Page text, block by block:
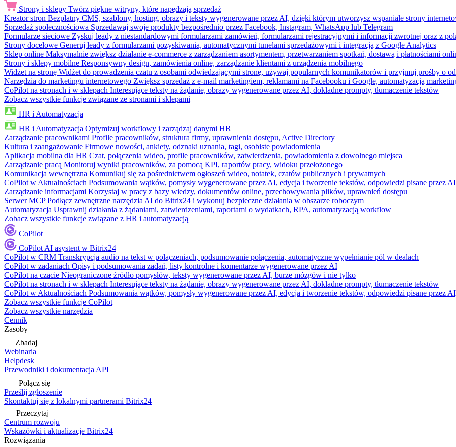
Strony i sklepy Twórz piękne witryny, które napędzają sprzedaż
Kreator stron Bezpłatny CMS, szablony, hosting, obrazy i teksty wygenerowane przez AI, dzięki którym utworzysz wspaniałe strony
Sprzedaż społecznościowa Sprzedawaj swoje produkty bezpośrednio przez Facebook, Instagram, WhatsApp lub Telegram
Formularze sieciowe Zyskuj leady z niestandardowymi formularzami zamówień, formularzami rejestracyjnymi i informacji zwrotnej oraz z
Strony docelowe Generuj leady z formularzami pozyskiwania, automatycznymi tunelami sprzedażowymi i integracją z Google Analytics
Sklep online Maksymalnie zwiększ działanie e-commerce z zarządzaniem asortymentem, przetwarzaniem spotkań, dostawą i płatnościami
Strony i sklepy mobilne Responsywny design, zamówienia online, zarządzanie klientami z urządzenia mobilnego
Widżet na stronę Widżet do prowadzenia czatu z osobami odwiedzającymi stronę, używaj popularnych komunikatorów i przyjmuj prośby o
Narzędzia do marketingu internetowego Zwiększ sprzedaż z e-mail marketingiem, reklamami na Facebooku i Google, automatyzacją
CoPilot na stronach i w sklepach Interesujące teksty na żądanie, obrazy wygenerowane przez AI, dokładne prompty, tłumaczenie tekstów
Zobacz wszystkie funkcje związane ze stronami i sklepami
HR i Automatyzacja
HR i Automatyzacja Optymizuj workflowy i zarządzaj danymi HR
Zarządzanie pracownikami Profile pracowników, struktura firmy, uprawnienia dostępu, Active Directory
Kultura i zaangażowanie Firmowe nowości, ankiety, odznaki uznania, tagi, osobiste powiadomienia
Aplikacja mobilna dla HR Czat, połączenia wideo, profile pracowników, zatwierdzenia, powiadomienia z dowolnego miejsca
Zarządzanie pracą Monitoruj wyniki pracowników, za pomocą KPI, raportów pracy, widoku przełożonego
Komunikacja wewnętrzna Komunikuj się za pośrednictwem ogłoszeń wideo, notatek, czatów publicznych i prywatnych
CoPilot w Aktualnościach Podsumowania wątków, pomysły wygenerowane przez AI, edycja i tworzenie tekstów, odpowiedzi pisane przez
Zarządzanie informacjami Korzystaj w pracy z bazy wiedzy, dokumentów online, przechowywania plików, uprawnień dostępu
Serwer MCP Podłącz zewnętrzne narzędzia AI do Bitrix24 i wykonuj bezpieczne działania w obszarze roboczym
Automatyzacja Usprawnij działania z żądaniami, zatwierdzeniami, raportami o wydatkach, RPA, automatyzacją workflow
Zobacz wszystkie funkcje związane z HR i automatyzacją
CoPilot
CoPilot AI asystent w Bitrix24
CoPilot w CRM Transkrypcja audio na tekst w połączeniach, podsumowanie połączenia, automatyczne wypełnianie pól w dealach
CoPilot w zadaniach Opisy i podsumowania zadań, listy kontrolne i komentarze wygenerowane przez AI
CoPilot na czacie Nieograniczone źródło pomysłów, teksty wygenerowane przez AI, burze mózgów i nie tylko
CoPilot na stronach i w sklepach Interesujące teksty na żądanie, obrazy wygenerowane przez AI, dokładne prompty, tłumaczenie tekstów
CoPilot w Aktualnościach Podsumowania wątków, pomysły wygenerowane przez AI, edycja i tworzenie tekstów, odpowiedzi pisane przez
Zobacz wszystkie funkcje CoPilot
Zobacz wszystkie narzędzia
Cennik
Zasoby
Zbadaj
Webinaria
Helpdesk
Przewodniki i dokumentacja API
Połącz się
Prześlij zgłoszenie
Skontaktuj się z lokalnymi partnerami Bitrix24
Przeczytaj
Centrum rozwoju
Wskazówki i aktualizacje Bitrix24
Rozwiązania